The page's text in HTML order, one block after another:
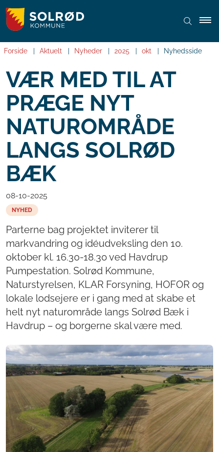
Forside Aktuelt Nyheder 2025 okt Nyhedsside
VÆR MED TIL AT
PRÆGE NYT
NATUROMRÅDE
LANGS SOLRØD
BÆK
08-10-2025
NYHED
Parterne bag projektet inviterer til
markvandring og idéudveksling den 10.
oktober kl. 16.30-18.30 ved Havdrup
Pumpestation. Solrød Kommune,
Naturstyrelsen, KLAR Forsyning, HOFOR og
lokale lodsejere er i gang med at skabe et
helt nyt naturområde langs Solrød Bæk i
Havdrup – og borgerne skal være med.